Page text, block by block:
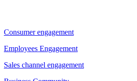
Consumer engagement
Employees Engagement
Sales channel engagement